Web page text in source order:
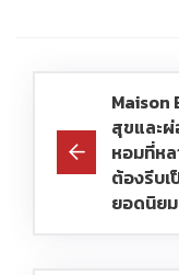
Maison
สุขและ
หอมที่หล
ต้องรีบเ
ยอดนิยม